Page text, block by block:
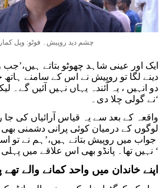
چشم دید روپیش۔ فوٹو: وپل
ایک اور عینی شاہد چھوٹو بتاتے
دینے لگا تو روپیش نے اس کے سامنے ہاتھ
دو انہیں ، یہ آئندہ یہاں نہیں آئیں گے۔
نے گولی چلا دی۔‘
واقعہ کے بعد سے یہ قیاس آرائیاں کی جا
لوگوں کے درمیان کوئی پرانی دشمنی بھی
جواب میں روپیش بتاتے ہیں،’ہم نے تو
نہیں تھا۔ پانڈو بھی اس علاقے میں پہلی بار ہی گئے تھے۔ ‘
اپنے خاندان میں واحد کمانے والے تھے